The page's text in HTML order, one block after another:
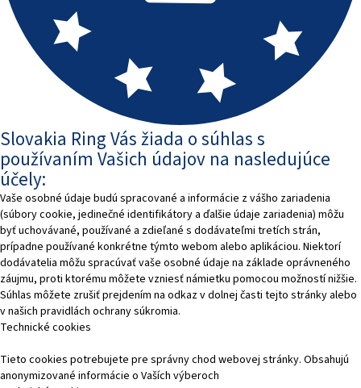
Slovakia Ring Vás žiada o súhlas s
používaním Vašich údajov na nasledujúce
účely:
Vaše osobné údaje budú spracované a informácie z vášho zariadenia
(súbory cookie, jedinečné identifikátory a ďalšie údaje zariadenia) môžu
byť uchovávané, používané a zdieľané s dodávateľmi tretích strán,
prípadne používané konkrétne týmto webom alebo aplikáciou. Niektorí
dodávatelia môžu spracúvať vaše osobné údaje na základe oprávneného
záujmu, proti ktorému môžete vzniesť námietku pomocou možností nižšie.
Súhlas môžete zrušiť prejdením na odkaz v dolnej časti tejto stránky alebo
v našich pravidlách ochrany súkromia.
Technické cookies
Tieto cookies potrebujete pre správny chod webovej stránky. Obsahujú
anonymizované informácie o Vaších výberoch